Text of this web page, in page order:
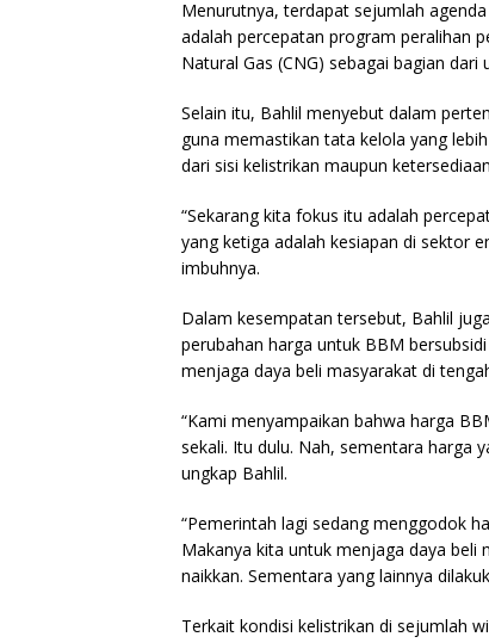
Menurutnya, terdapat sejumlah
adalah percepatan program peralihan
Natural Gas (CNG) sebagai bagian
Selain itu, Bahlil menyebut dalam
guna memastikan tata kelola yang
dari sisi kelistrikan maupun
“Sekarang kita fokus itu adalah
yang ketiga adalah kesiapan di sektor
imbuhnya.
Dalam kesempatan tersebut, Bahlil
perubahan harga untuk BBM
menjaga daya beli masyarakat di
“Kami menyampaikan bahwa harga
sekali. Itu dulu. Nah, sementara harga
ungkap Bahlil.
“Pemerintah lagi sedang menggodok
Makanya kita untuk menjaga daya beli
naikkan. Sementara yang lainnya
Terkait kondisi kelistrikan di sejumlah